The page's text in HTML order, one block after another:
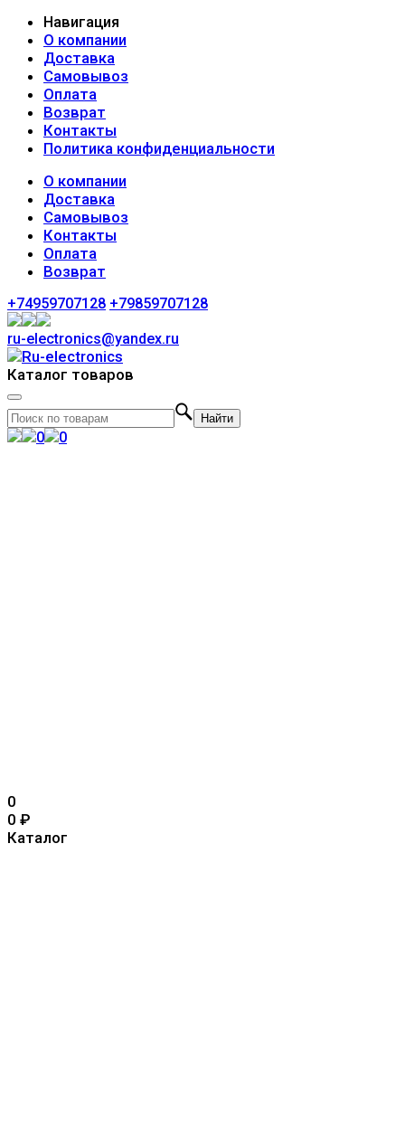
Навигация
О компании
Доставка
Самовывоз
Оплата
Возврат
Контакты
Политика конфиденциальности
О компании
Доставка
Самовывоз
Контакты
Оплата
Возврат
+74959707128 +79859707128
ru-electronics@yandex.ru
Каталог товаров
Найти
0 0
0
0 ₽
Каталог